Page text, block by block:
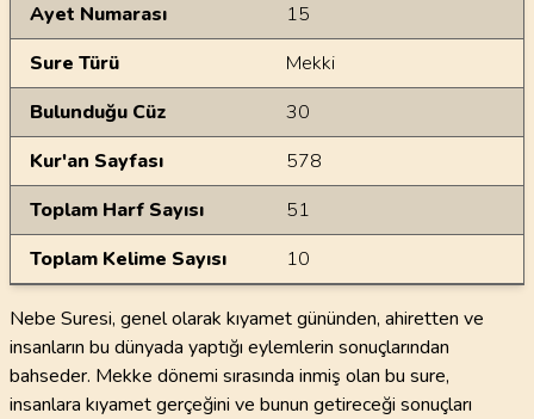
Ayet Numarası
15
Sure Türü
Mekki
Bulunduğu Cüz
30
Kur'an Sayfası
578
Toplam Harf Sayısı
51
Toplam Kelime Sayısı
10
Nebe Suresi, genel olarak kıyamet gününden, ahiretten ve
insanların bu dünyada yaptığı eylemlerin sonuçlarından
bahseder. Mekke dönemi sırasında inmiş olan bu sure,
insanlara kıyamet gerçeğini ve bunun getireceği sonuçları